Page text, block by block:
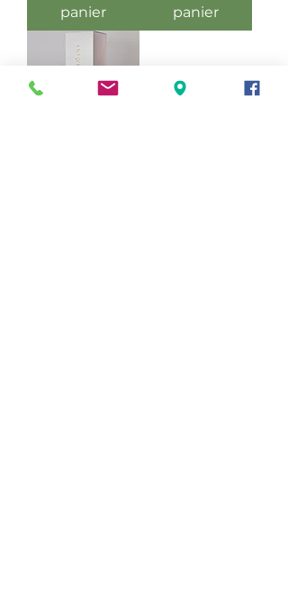
panier
panier